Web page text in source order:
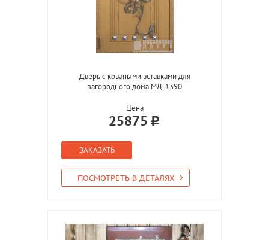
Дверь с коваными вставками для
загородного дома МД-1390
Цена
25875
ЗАКАЗАТЬ
ПОСМОТРЕТЬ В ДЕТАЛЯХ